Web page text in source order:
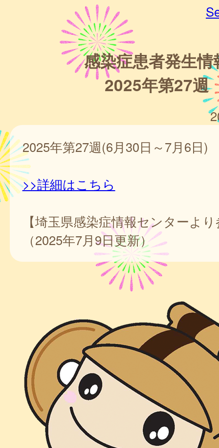
感染症患者発生情
2025年第27週
2025年第27週(6月30日～7月6日)
>>詳細はこちら
【埼玉県感染症情報センターよ
（2025年7月9日更新）